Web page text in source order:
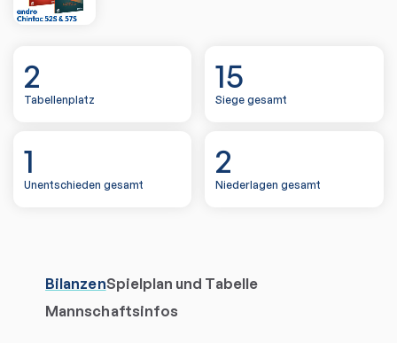
2
Tabellenplatz
15
Siege gesamt
1
Unentschieden gesamt
2
Niederlagen gesamt
BilanzenSpielplan und Tabelle
Mannschaftsinfos